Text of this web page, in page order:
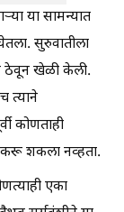
या सामन्यात
सुरुवातीला
ठेवून खेळी केली.
त्याने
कोणताही
शकला नव्हता.
एका